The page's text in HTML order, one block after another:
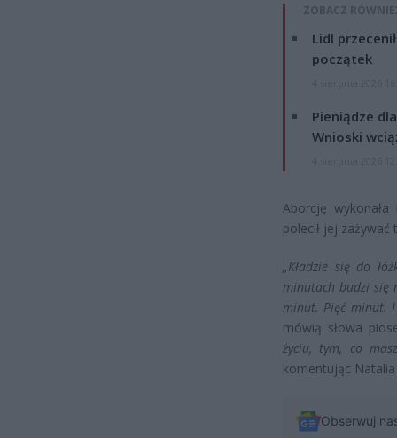
ZOBACZ
Lidl
początek
Pieniądze
Wnioski
Aborcję
polecił jej
„Kładzie się do
minutach budzi się
minut. Pięć minut.
mówią słowa
życiu, tym, co
komentując Natalia
Obserwuj